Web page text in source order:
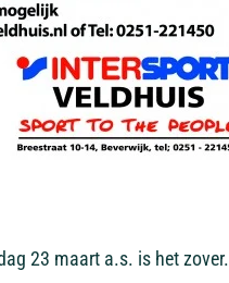
23 maart a.s. is het zover.